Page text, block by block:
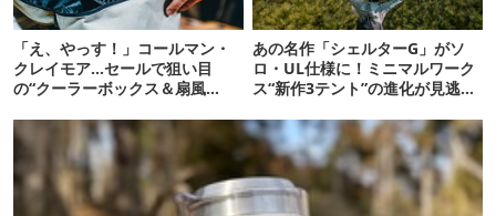
「え、やっす！」コールマン・
クレイモア…セールで狙い目
の“クーラーボックス＆扇風
あの名作「シェルターG」がソ
ロ・UL仕様に！ミニマルワーク
ス“新作3テント”の進化が見逃せ